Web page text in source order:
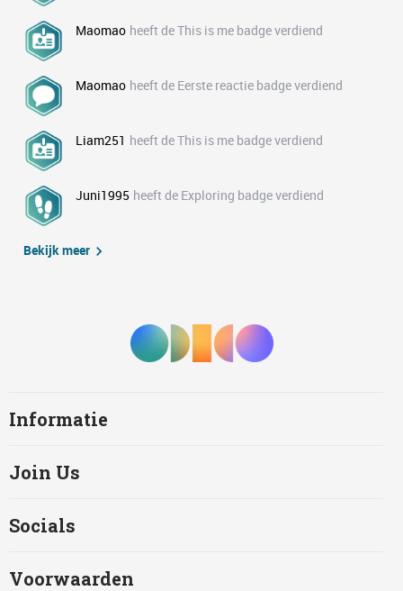
Maomao heeft de This is me badge verdiend
Maomao heeft de Eerste reactie badge verdiend
Liam251 heeft de This is me badge verdiend
Juni1995 heeft de Exploring badge verdiend
Bekijk meer
Informatie
Join Us
Socials
Voorwaarden